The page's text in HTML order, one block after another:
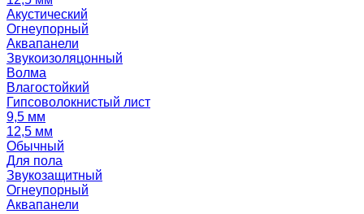
Акустический
Огнеупорный
Аквапанели
Звукоизоляцонный
Волма
Влагостойкий
Гипсоволокнистый лист
9,5 мм
12,5 мм
Обычный
Для пола
Звукозащитный
Огнеупорный
Аквапанели